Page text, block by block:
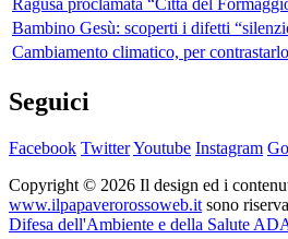
Ragusa proclamata “Città del
Bambino Gesù: scoperti i difetti
Cambiamento climatico, per
Seguici
Facebook TwitterYoutube Instagram
Copyright © 2026 Il design ed i
www.ilpapaverorossoweb.it sono
Difesa dell'Ambiente e della Salute